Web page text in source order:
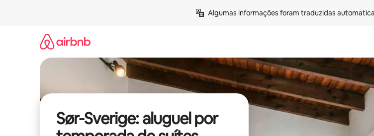
Algumas informações foram traduzidas
Sør-Sverige: aluguel por